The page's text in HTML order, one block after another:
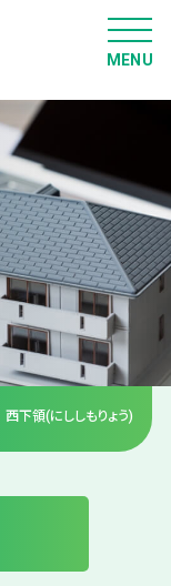
西下領(にししもりょう)